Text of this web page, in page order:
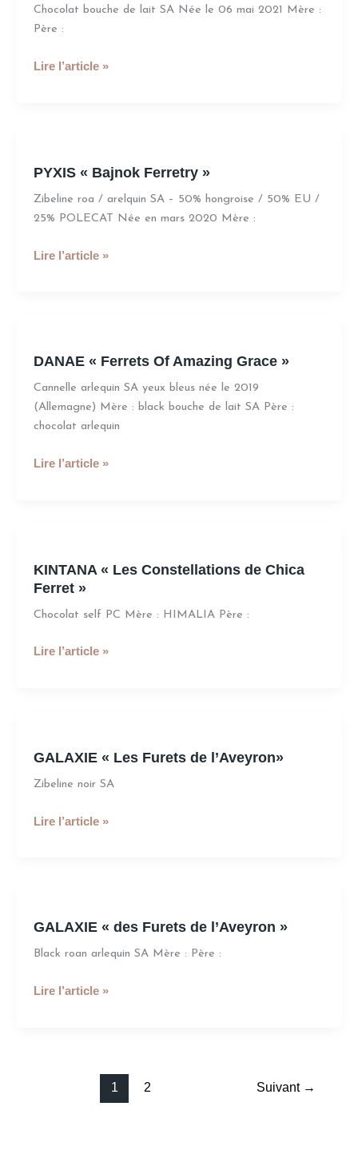
Chocolat bouche de lait SA Née le 06 mai 2021 Mère :
Père :
du
Lagon
»Lire l’article »
PYXIS « Bajnok Ferretry »
Zibeline roa / arelquin SA – 50% hongroise / 50% EU /
25% POLECAT Née en mars 2020 Mère :
Bajnok
Ferretry
»
Lire l’article »
DANAE « Ferrets Of Amazing Grace »
Cannelle arlequin SA yeux bleus née le 2019
(Allemagne) Mère : black bouche de lait SA Père :
chocolat arlequin
Ferrets
Of
Amazing
Grace
Lire l’article »
KINTANA « Les Constellations de Chica
Ferret »
Chocolat self PC Mère : HIMALIA Père :
Les
Constellations
de
Ferret
Lire l’article »
GALAXIE « Les Furets de l’Aveyron»
Zibeline noir SA
Les
Furets
l’Aveyron»
Lire l’article »
GALAXIE « des Furets de l’Aveyron »
Black roan arlequin SA Mère : Père :
des
Furets
l’Aveyron
Lire l’article »
1 2 Suivant →